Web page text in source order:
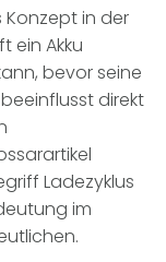
Konzept in der
ein Akku
bevor seine
direkt
Ladezyklus
im